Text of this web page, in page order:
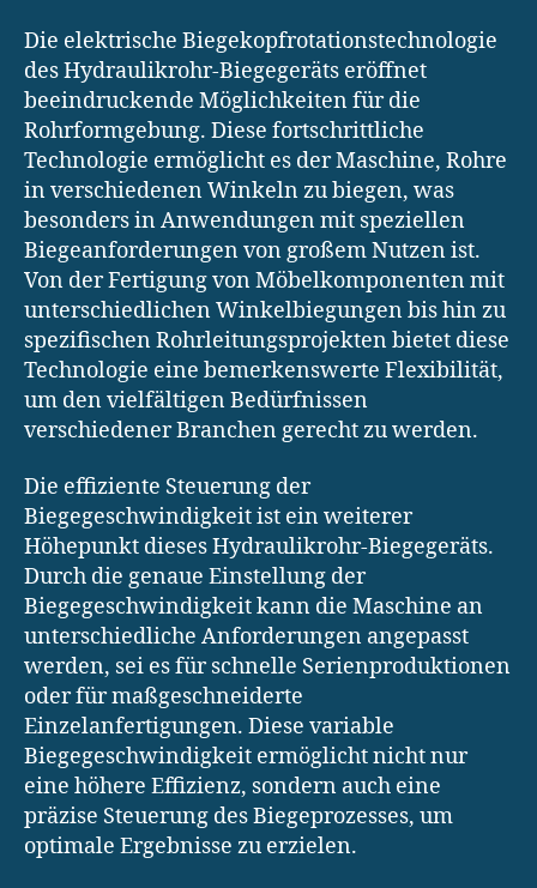
Die elektrische Biegekopfrotationstechnologie
des Hydraulikrohr-Biegegeräts eröffnet
beeindruckende Möglichkeiten für die
Rohrformgebung. Diese fortschrittliche
Technologie ermöglicht es der Maschine, Rohre
in verschiedenen Winkeln zu biegen, was
besonders in Anwendungen mit speziellen
Biegeanforderungen von großem Nutzen ist.
Von der Fertigung von Möbelkomponenten mit
unterschiedlichen Winkelbiegungen bis hin zu
spezifischen Rohrleitungsprojekten bietet diese
Technologie eine bemerkenswerte Flexibilität,
um den vielfältigen Bedürfnissen
verschiedener Branchen gerecht zu werden.
Die effiziente Steuerung der
Biegegeschwindigkeit ist ein weiterer
Höhepunkt dieses Hydraulikrohr-Biegegeräts.
Durch die genaue Einstellung der
Biegegeschwindigkeit kann die Maschine an
unterschiedliche Anforderungen angepasst
werden, sei es für schnelle Serienproduktionen
oder für maßgeschneiderte
Einzelanfertigungen. Diese variable
Biegegeschwindigkeit ermöglicht nicht nur
eine höhere Effizienz, sondern auch eine
präzise Steuerung des Biegeprozesses, um
optimale Ergebnisse zu erzielen.